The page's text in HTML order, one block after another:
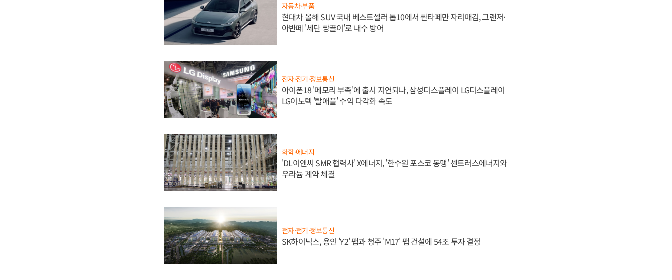
자동차·부품
현대차 올해 SUV 국내 베스트셀러 톱10에서 싼타페만 자리매김, 그랜저·
아반떼 '세단 쌍끌이'로 내수 방어
전자·전기·정보통신
아이폰18 '메모리 부족'에 출시 지연되나, 삼성디스플레이 LG디스플레이
LG이노텍 '탈애플' 수익 다각화 속도
화학·에너지
'DL이앤씨 SMR 협력사' X에너지, '한수원 포스코 동맹' 센트러스에너지와
우라늄 계약 체결
전자·전기·정보통신
SK하이닉스, 용인 'Y2' 팹과 청주 'M17' 팹 건설에 54조 투자 결정